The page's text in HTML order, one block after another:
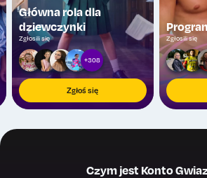
Główna rola dla
dziewczynki
Zgłosili się
+308
Zgłoś się
Zgłosili się
Czym jest Konto